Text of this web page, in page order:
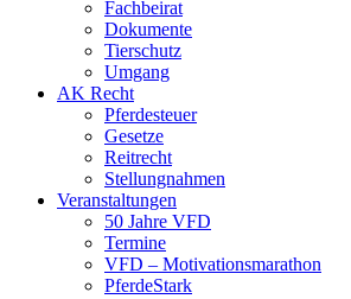
Fachbeirat
Dokumente
Tierschutz
Umgang
AK Recht
Pferdesteuer
Gesetze
Reitrecht
Stellungnahmen
Veranstaltungen
50 Jahre VFD
Termine
VFD – Motivationsmarathon
PferdeStark